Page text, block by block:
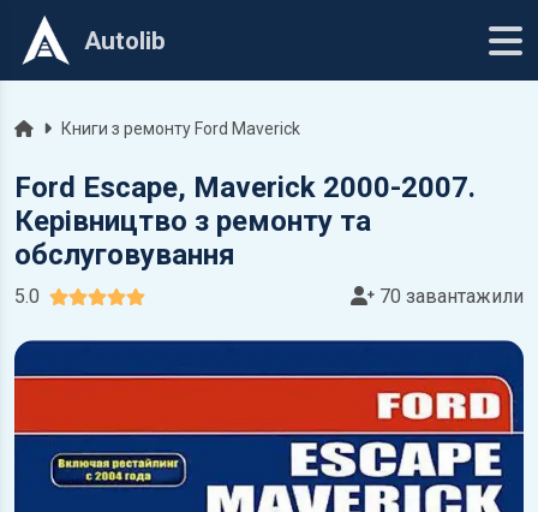
Autolib
ГоловнаКниги з ремонту Ford Maverick
Ford Escape, Maverick 2000-2007.
Керівництво з ремонту та
обслуговування
5.0 70 завантажили